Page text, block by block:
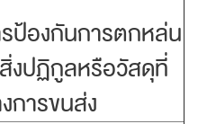
ป้องกันการตกหล่น
งปฏิกูลหรือวัสดุที่
การขนส่ง